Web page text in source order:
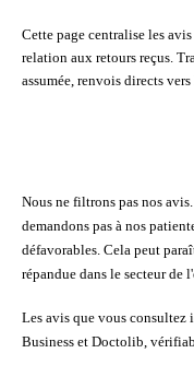
Cette page centralise les
relation aux retours reçus.
assumée, renvois directs
Nous ne filtrons pas nos
demandons pas à nos
défavorables. Cela peut
répandue dans le secteur de
Les avis que vous consultez
Business et Doctolib,